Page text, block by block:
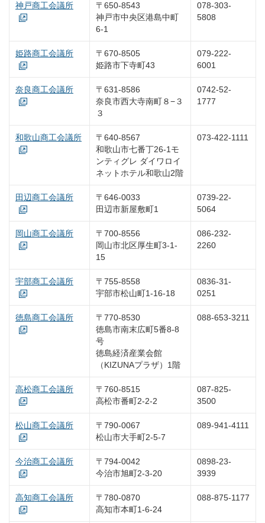
神戸商工会議所
〒650-8543
神戸市中央区港島中町
6-1
078-303-
5808
姫路商工会議所
〒670-8505
姫路市下寺町43
079-222-
6001
奈良商工会議所
〒631-8586
奈良市西大寺南町８−３
３
0742-52-
1777
和歌山商工会議所
〒640-8567
和歌山市七番丁26-1モ
ンティグレ ダイワロイ
ネットホテル和歌山2階
073-422-1111
田辺商工会議所
〒646-0033
田辺市新屋敷町1
0739-22-
5064
岡山商工会議所
〒700-8556
岡山市北区厚生町3-1-
15
086-232-
2260
宇部商工会議所
〒755-8558
宇部市松山町1-16-18
0836-31-
0251
徳島商工会議所
〒770-8530
徳島市南末広町5番8-8
号
徳島経済産業会館
（KIZUNAプラザ）1階
088-653-3211
高松商工会議所
〒760-8515
高松市番町2-2-2
087-825-
3500
松山商工会議所
〒790-0067
松山市大手町2-5-7
089-941-4111
今治商工会議所
〒794-0042
今治市旭町2-3-20
0898-23-
3939
高知商工会議所
〒780-0870
高知市本町1-6-24
088-875-1177